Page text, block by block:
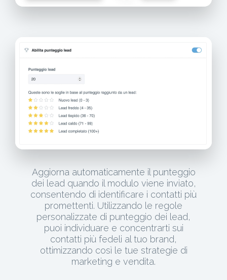
Aggiorna automaticamente il punteggio
dei lead quando il modulo viene inviato,
consentendo di identificare i contatti più
promettenti. Utilizzando le regole
personalizzate di punteggio dei lead,
puoi individuare e concentrarti sui
contatti più fedeli al tuo brand,
ottimizzando così le tue strategie di
marketing e vendita.